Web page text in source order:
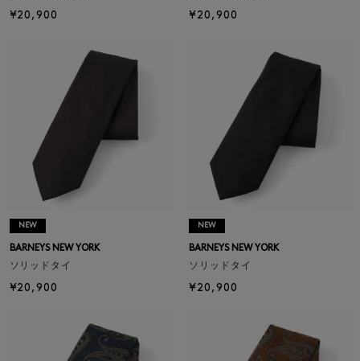
¥20,900 ¥20,900
NEW
BARNEYS NEW YORK
ソリッドタイ
¥20,900
NEW
BARNEYS NEW YORK
ソリッドタイ
¥20,900